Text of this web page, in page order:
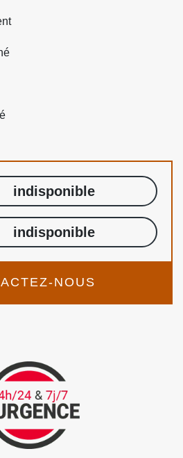
indisponible
indisponible
NOUS